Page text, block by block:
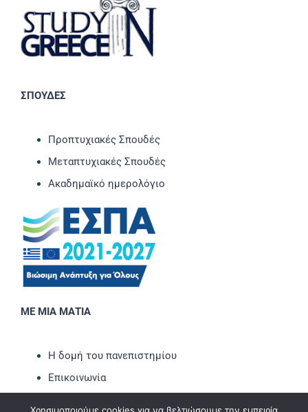
ΣΠΟΥΔΕΣ
Προπτυχιακές Σπουδές
Μεταπτυχιακές Σπουδές
Ακαδημαϊκό ημερολόγιο
ΜΕ ΜΙΑ ΜΑΤΙΑ
Η δομή του πανεπιστημίου
Επικοινωνία